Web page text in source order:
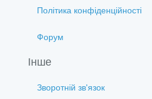
Політика конфіденційності
Форум
Інше
Зворотній зв'язок